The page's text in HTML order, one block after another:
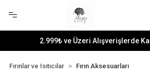
2.999₺ ve Üzeri Alışverişlerde
Fırınlar ve Isıtıcılar Fırın Aksesuarları